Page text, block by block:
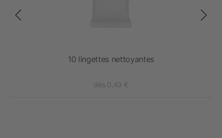
10 lingettes nettoyantes
dès 0,43 €